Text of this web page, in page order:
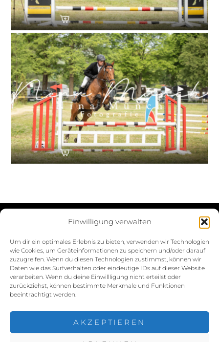
Einwilligung verwalten
Um dir ein optimales Erlebnis zu bieten, verwenden wir Technologien
wie Cookies, um Geräteinformationen zu speichern und/oder darauf
zuzugreifen. Wenn du diesen Technologien zustimmst, können wir
Daten wie das Surfverhalten oder eindeutige IDs auf dieser Website
verarbeiten. Wenn du deine Einwillligung nicht erteilst oder
zurückziehst, können bestimmte Merkmale und Funktionen
beeinträchtigt werden.
AKZEPTIEREN
Impressum
Cookie-Richtlinie (EU)